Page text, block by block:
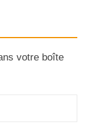
votre boîte